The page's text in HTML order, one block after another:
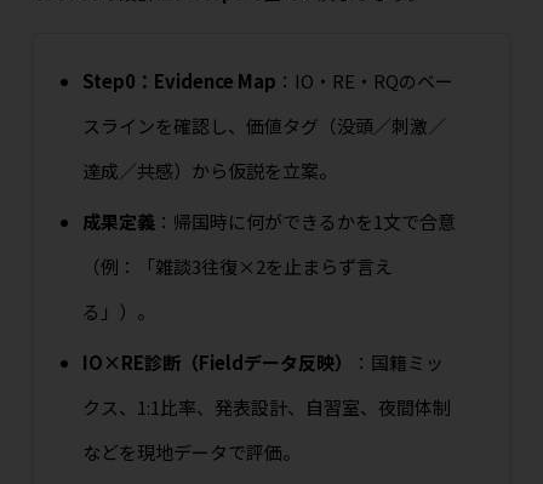
Step0：Evidence Map ：IO・RE・RQのベー
スラインを確認し、価値タグ（没頭／刺激／
達成／共感）から仮説を立案。
成果定義 ：帰国時に何ができるかを1文で合意
（例：「雑談3往復×2を止まらず言え
る」）。
IO×RE診断（Fieldデータ反映）
：国籍ミッ
クス、1:1比率、発表設計、自習室、夜間体制
などを現地データで評価。